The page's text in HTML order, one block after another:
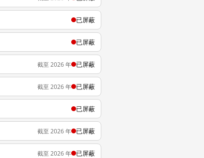
已屏蔽
已屏蔽
截至 2026 年 已屏蔽
截至 2026 年 已屏蔽
已屏蔽
截至 2026 年 已屏蔽
截至 2026 年 已屏蔽